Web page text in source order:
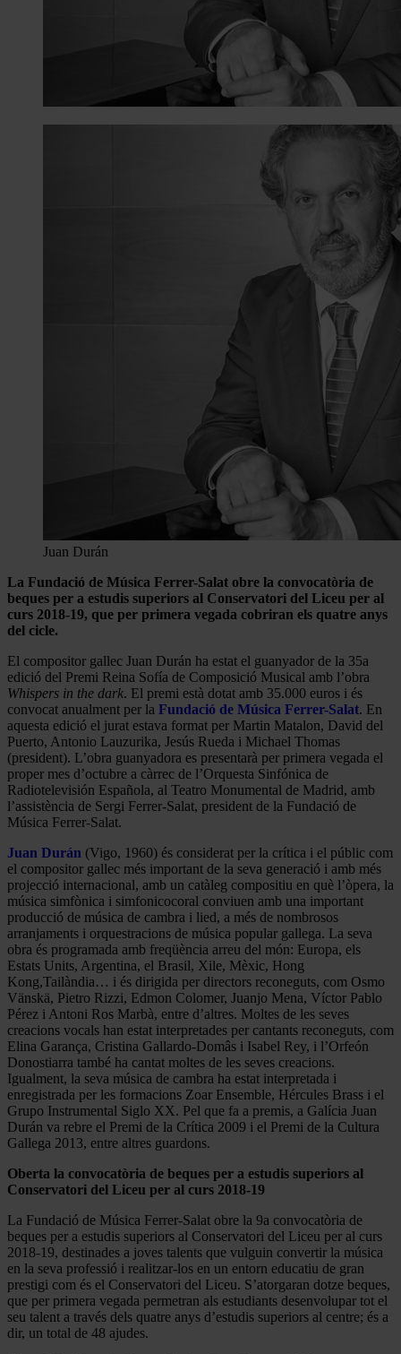
Juan Durán
La Fundació de Música Ferrer-Salat obre la convocatòria de
beques per a estudis superiors al Conservatori del Liceu per al
curs 2018-19, que per primera vegada cobriran els quatre anys
del cicle.
El compositor gallec Juan Durán ha estat el guanyador de la 35a
edició del Premi Reina Sofía de Composició Musical amb l’obra
Whispers in the dark. El premi està dotat amb 35.000 euros i és
convocat anualment per la Fundació de Música Ferrer-Salat. En
aquesta edició el jurat estava format per Martin Matalon, David del
Puerto, Antonio Lauzurika, Jesús Rueda i Michael Thomas
(president). L’obra guanyadora es presentarà per primera vegada el
proper mes d’octubre a càrrec de l’Orquesta Sinfónica de
Radiotelevisión Española, al Teatro Monumental de Madrid, amb
l’assistència de Sergi Ferrer-Salat, president de la Fundació de
Música Ferrer-Salat.
Juan Durán (Vigo, 1960) és considerat per la crítica i el públic com
el compositor gallec més important de la seva generació i amb més
projecció internacional, amb un catàleg compositiu en què l’òpera, la
música simfònica i simfonicocoral conviuen amb una important
producció de música de cambra i lied, a més de nombrosos
arranjaments i orquestracions de música popular gallega. La seva
obra és programada amb freqüència arreu del món: Europa, els
Estats Units, Argentina, el Brasil, Xile, Mèxic, Hong
Kong,Tailàndia… i és dirigida per directors reconeguts, com Osmo
Vänskä, Pietro Rizzi, Edmon Colomer, Juanjo Mena, Víctor Pablo
Pérez i Antoni Ros Marbà, entre d’altres. Moltes de les seves
creacions vocals han estat interpretades per cantants reconeguts, com
Elina Garança, Cristina Gallardo-Domâs i Isabel Rey, i l’Orfeón
Donostiarra també ha cantat moltes de les seves creacions.
Igualment, la seva música de cambra ha estat interpretada i
enregistrada per les formacions Zoar Ensemble, Hércules Brass i el
Grupo Instrumental Siglo XX. Pel que fa a premis, a Galícia Juan
Durán va rebre el Premi de la Crítica 2009 i el Premi de la Cultura
Gallega 2013, entre altres guardons.
Oberta la convocatòria de beques per a estudis superiors al
Conservatori del Liceu per al curs 2018-19
La Fundació de Música Ferrer-Salat obre la 9a convocatòria de
beques per a estudis superiors al Conservatori del Liceu per al curs
2018-19, destinades a joves talents que vulguin convertir la música
en la seva professió i realitzar-los en un entorn educatiu de gran
prestigi com és el Conservatori del Liceu. S’atorgaran dotze beques,
que per primera vegada permetran als estudiants desenvolupar tot el
seu talent a través dels quatre anys d’estudis superiors al centre; és a
dir, un total de 48 ajudes.